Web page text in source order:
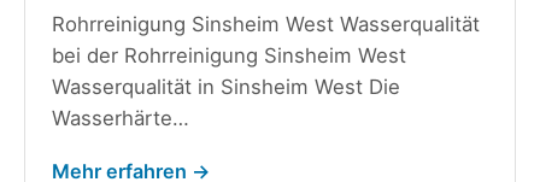
Rohrreinigung Sinsheim West Wasserqualität
bei der Rohrreinigung Sinsheim West
Wasserqualität in Sinsheim West Die
Wasserhärte…
Mehr erfahren →